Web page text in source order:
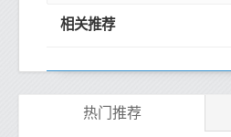
相关推荐
热门推荐